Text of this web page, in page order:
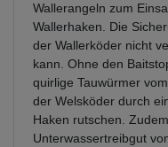
Wallerangeln zum
Wallerhaken. Die
der Wallerköder nicht
kann. Ohne den
quirlige Tauwürmer
der Welsköder durch
Haken rutschen.
Unterwassertreibgut